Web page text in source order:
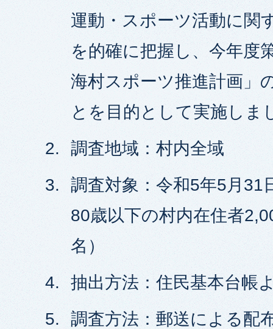
運動・スポーツ活動に関
を的確に把握し、今年度
海村スポーツ推進計画」
とを目的として実施しま
調査地域：村内全域
調査対象：令和5年5月31
80歳以下の村内在住者
名）
抽出方法：住民基本台帳
調査方法：郵送による配